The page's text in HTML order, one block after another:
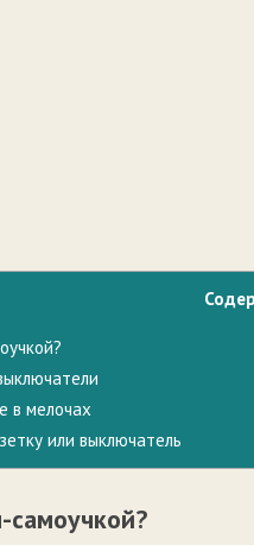
в мелочах
или выключатель
самоучкой?